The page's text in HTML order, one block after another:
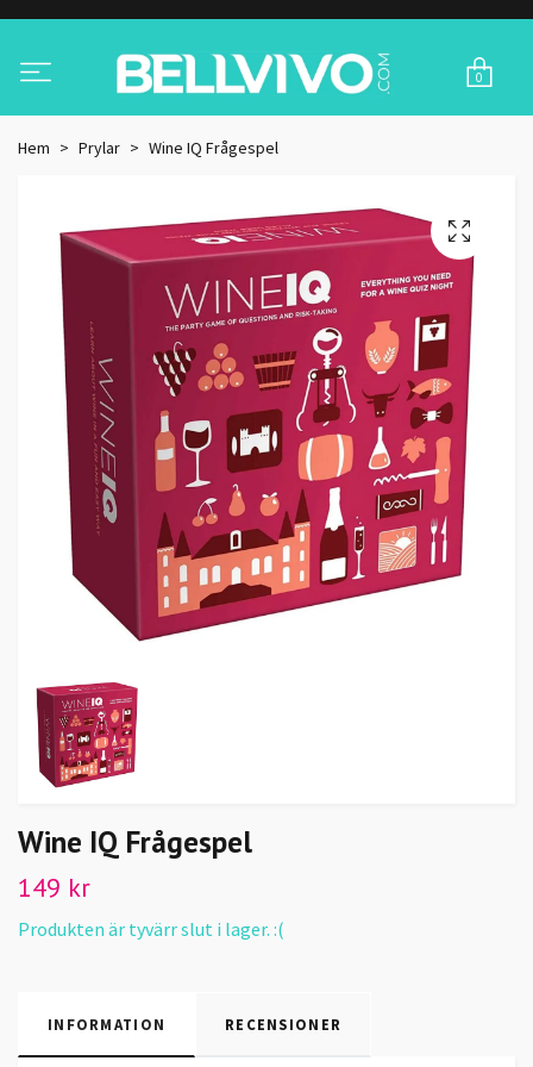
0
Hem Prylar Wine IQ Frågespel
Wine IQ Frågespel
149 kr
Produkten är tyvärr slut i lager. :(
INFORMATION RECENSIONER